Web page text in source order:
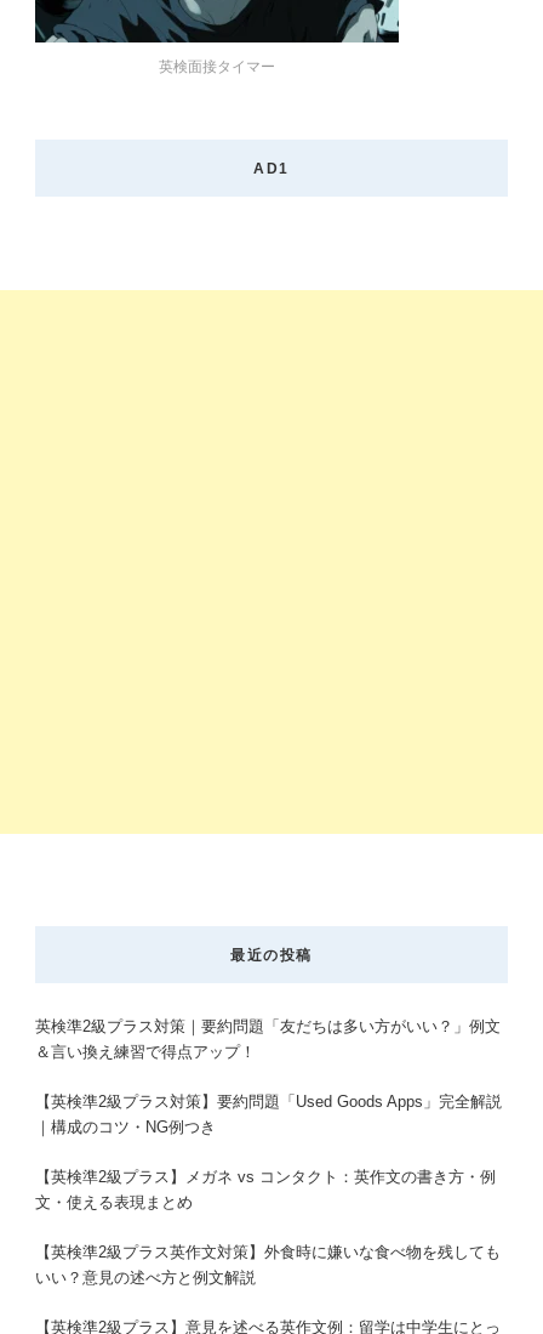
英検面接タイマー
AD1
最近の投稿
英検準2級プラス対策｜要約問題「友だちは多い方がいい？」例文
＆言い換え練習で得点アップ！
【英検準2級プラス対策】要約問題「Used Goods Apps」完全解説
｜構成のコツ・NG例つき
【英検準2級プラス】メガネ vs コンタクト：英作文の書き方・例
文・使える表現まとめ
【英検準2級プラス英作文対策】外食時に嫌いな食べ物を残しても
いい？意見の述べ方と例文解説
【英検準2級プラス】意見を述べる英作文例：留学は中学生にとっ